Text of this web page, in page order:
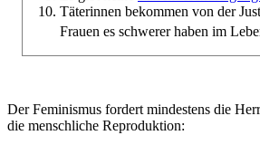
Täterinnen bekommen von der
Frauen es schwerer haben im
Der Feminismus fordert mindestens die
die menschliche Reproduktion: